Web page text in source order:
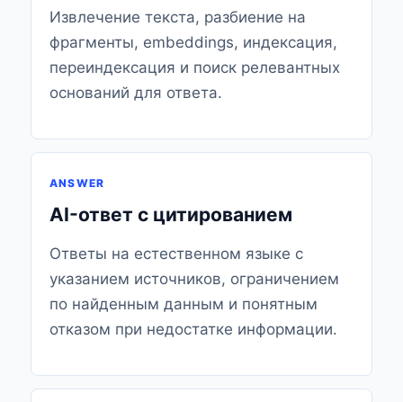
Извлечение текста, разбиение на
фрагменты, embeddings, индексация,
переиндексация и поиск релевантных
оснований для ответа.
ANSWER
AI-ответ с цитированием
Ответы на естественном языке с
указанием источников, ограничением
по найденным данным и понятным
отказом при недостатке информации.